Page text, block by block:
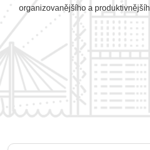
organizovanějšího a